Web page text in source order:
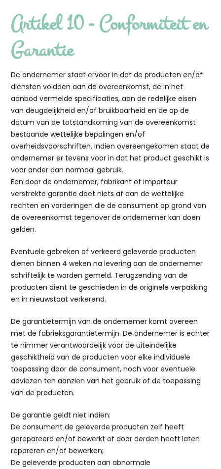
Artikel 10 - Conformiteit en
Garantie
De ondernemer staat ervoor in dat de producten en/of
diensten voldoen aan de overeenkomst, de in het
aanbod vermelde specificaties, aan de redelijke eisen
van deugdelijkheid en/of bruikbaarheid en de op de
datum van de totstandkoming van de overeenkomst
bestaande wettelijke bepalingen en/of
overheidsvoorschriften. Indien overeengekomen staat de
ondernemer er tevens voor in dat het product geschikt is
voor ander dan normaal gebruik.
Een door de ondernemer, fabrikant of importeur
verstrekte garantie doet niets af aan de wettelijke
rechten en vorderingen die de consument op grond van
de overeenkomst tegenover de ondernemer kan doen
gelden.
Eventuele gebreken of verkeerd geleverde producten
dienen binnen 4 weken na levering aan de ondernemer
schriftelijk te worden gemeld. Terugzending van de
producten dient te geschieden in de originele verpakking
en in nieuwstaat verkerend.
De garantietermijn van de ondernemer komt overeen
met de fabrieksgarantietermijn. De ondernemer is echter
te nimmer verantwoordelijk voor de uiteindelijke
geschiktheid van de producten voor elke individuele
toepassing door de consument, noch voor eventuele
adviezen ten aanzien van het gebruik of de toepassing
van de producten.
De garantie geldt niet indien:
De consument de geleverde producten zelf heeft
gerepareerd en/of bewerkt of door derden heeft laten
repareren en/of bewerken;
De geleverde producten aan abnormale